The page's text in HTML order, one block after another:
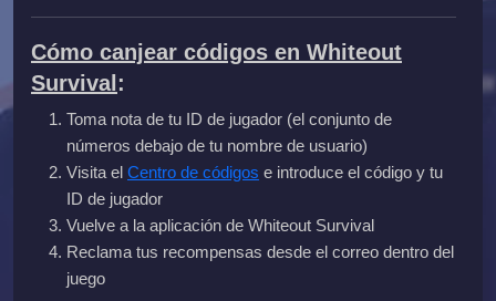
Cómo canjear códigos en Whiteout
Survival:
Toma nota de tu ID de jugador (el conjunto de
números debajo de tu nombre de usuario)
Visita el Centro de códigos e introduce el código y tu
ID de jugador
Vuelve a la aplicación de Whiteout Survival
Reclama tus recompensas desde el correo dentro del
juego